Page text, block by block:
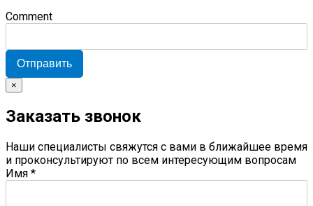
Comment
Отправить
×
Заказать звонок
Наши специалисты свяжутся с вами в ближайшее время
и проконсультируют по всем интересующим вопросам
Имя *